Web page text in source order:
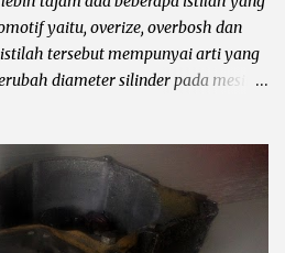
yaitu, overize, overbosh dan
tersebut mempunyai arti yang
diameter silinder pada mesin
di korter dan mengganti piston
sesuai dengan standar pabrik.
menyediakan 4 piston oversize
OS 50, OS 75, OS 100, untuk lebih